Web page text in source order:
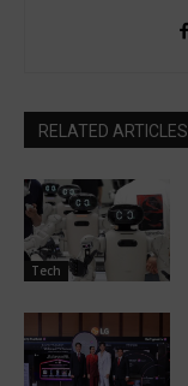
RELATED ARTICLES
Tech